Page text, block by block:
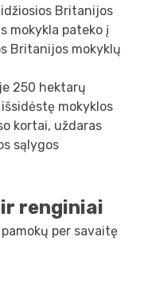
Britanijos
mokykla pateko į
Britanijos mokyklų
250 hektarų
mokyklos
kortai, uždaras
sąlygos
renginiai
per savaitę